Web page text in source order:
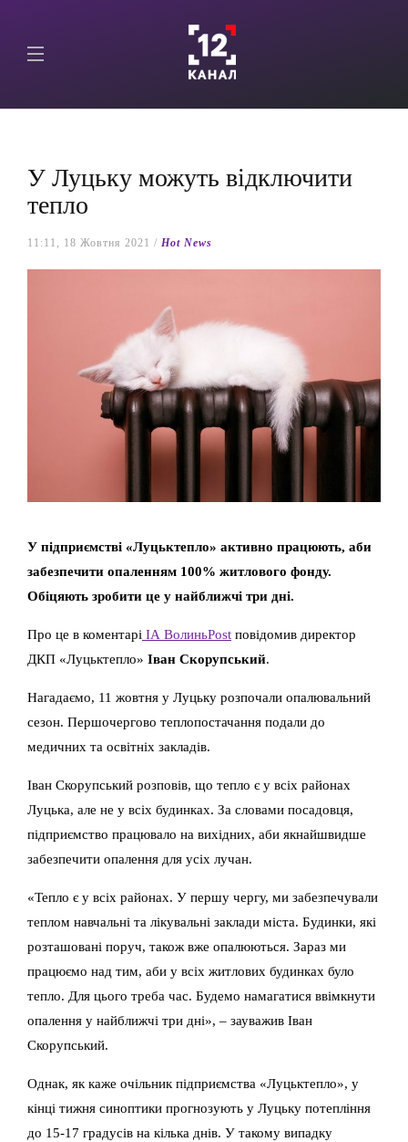
У Луцьку можуть відключити
тепло
11:11, 18 Жовтня 2021 / Hot News
У підприємстві «Луцьктепло» активно працюють, аби
забезпечити опаленням 100% житлового фонду.
Обіцяють зробити це у найближчі три дні.
Про це в коментарі ІА ВолиньPost повідомив директор
ДКП «Луцьктепло» Іван Скорупський.
Нагадаємо, 11 жовтня у Луцьку розпочали опалювальний
сезон. Першочергово теплопостачання подали до
медичних та освітніх закладів.
Іван Скорупський розповів, що тепло є у всіх районах
Луцька, але не у всіх будинках. За словами посадовця,
підприємство працювало на вихідних, аби якнайшвидше
забезпечити опалення для усіх лучан.
«Тепло є у всіх районах. У першу чергу, ми забезпечували
теплом навчальні та лікувальні заклади міста. Будинки, які
розташовані поруч, також вже опалюються. Зараз ми
працюємо над тим, аби у всіх житлових будинках було
тепло. Для цього треба час. Будемо намагатися ввімкнути
опалення у найближчі три дні», – зауважив Іван
Скорупський.
Однак, як каже очільник підприємства «Луцьктепло», у
кінці тижня синоптики прогнозують у Луцьку потепління
до 15-17 градусів на кілька днів. У такому випадку